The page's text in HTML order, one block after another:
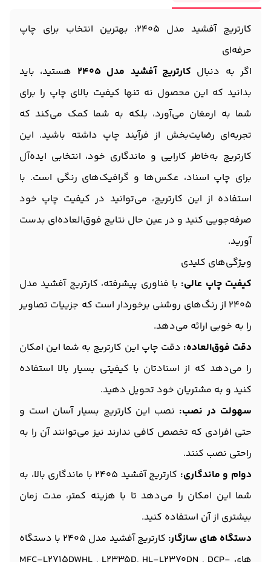
کارتریج آفشید مدل 2405: بهترین انتخاب برای چاپ
حرفه‌ای
اگر به دنبال کارتریج آفشید مدل 2405
هستید، باید
بدانید که این محصول نه تنها کیفیت بالای چاپ را برای
شما به ارمغان می‌آورد، بلکه به شما کمک می‌کند که
تجربه‌ای رضایت‌بخش از فرآیند چاپ داشته باشید. این
کارتریج به‌خاطر کارایی و ماندگاری خود، انتخابی ایده‌آل
برای چاپ اسناد، عکس‌ها و گرافیک‌های رنگی است. با
استفاده از این کارتریج، می‌توانید در کیفیت چاپ خود
صرفه‌جویی کنید و در عین حال نتایج فوق‌العاده‌ای بدست
آورید.
ویژگی‌های کلیدی
کیفیت چاپ عالی: با فناوری پیشرفته، کارتریج آفشید مدل
2405 از رنگ‌های روشنی برخوردار است که جزییات تصاویر
را به خوبی ارائه می‌دهد.
دقت فوق‌العاده: دقت چاپ این کارتریج به شما این امکان
را می‌دهد که از اسنادتان با کیفیتی بسیار بالا استفاده
کنید و به مشتریان خود تحویل دهید.
سهولت در نصب: نصب این کارتریج بسیار آسان است و
حتی افرادی که تخصص کافی ندارند نیز می‌توانند آن را به
راحتی نصب کنند.
دوام و ماندگاری:
کارتریج آفشید 2405 با ماندگاری بالا، به
شما این امکان را می‌دهد تا با هزینه کمتر، مدت زمان
بیشتری از آن استفاده کنید.
دستگاه های سازگار:
کارتریج آفشید مدل 2405 با دستگاه